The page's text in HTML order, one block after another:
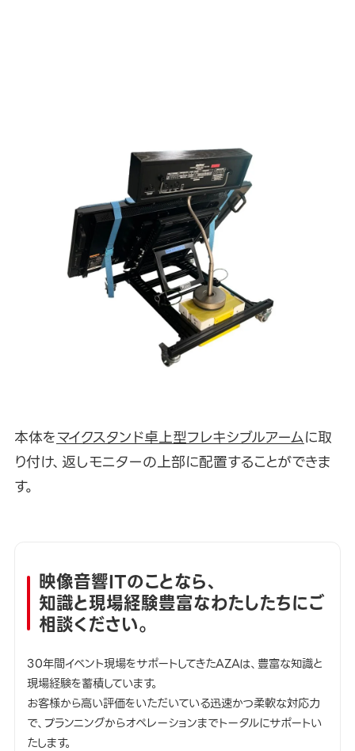
本体をマイクスタンド卓上型フレキシブルアームに取
り付け、返しモニターの上部に配置することができま
す。
映像音響ITのことなら、
知識と現場経験豊富なわたしたちにご
相談ください。
30年間イベント現場をサポートしてきたAZAは、豊富な知識と
現場経験を蓄積しています。
お客様から高い評価をいただいている迅速かつ柔軟な対応力
で、プランニングからオペレーションまでトータルにサポートい
たします。